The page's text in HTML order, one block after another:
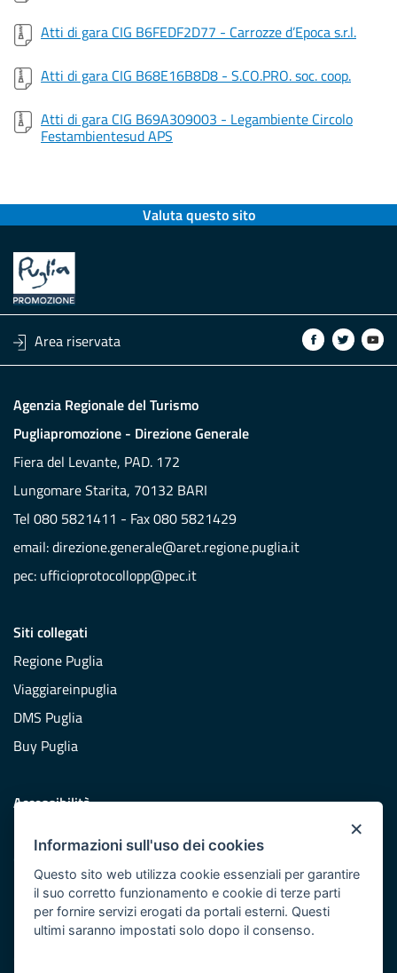
×
Informazioni sull'uso dei cookies
Questo sito web utilizza cookie essenziali per garantire
il suo corretto funzionamento e cookie di terze parti
per fornire servizi erogati da portali esterni. Questi
ultimi saranno impostati solo dopo il consenso.
Atti di gara CIG B6FEDF2D77 - Carrozze d’Epoca s.r.l.
Atti di gara CIG B68E16B8D8 - S.CO.PRO. soc. coop.
Atti di gara CIG B69A309003 - Legambiente Circolo
Festambientesud APS
Valuta questo sito
Area riservata
Agenzia Regionale del Turismo
Pugliapromozione - Direzione Generale
Fiera del Levante, PAD. 172
Lungomare Starita, 70132 BARI
Tel 080 5821411 - Fax 080 5821429
email:direzione.generale@aret.regione.puglia.it
pec: ufficioprotocollopp@pec.it
Siti collegati
Regione Puglia
Viaggiareinpuglia
DMS Puglia
Buy Puglia
Accessibilità
Redazione
Responsabili pubblicazione